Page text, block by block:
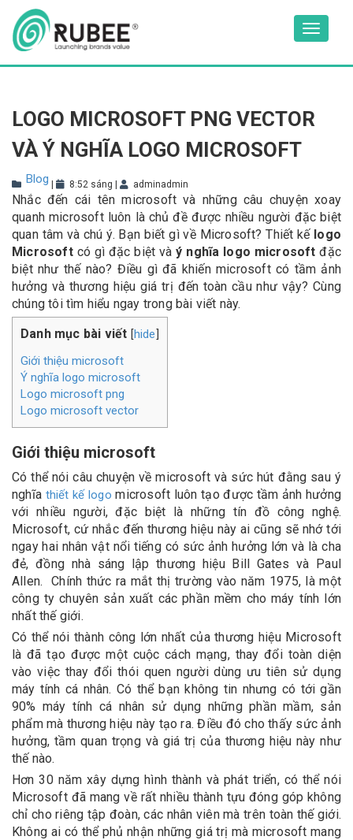
content
Toggle
LOGO MICROSOFT PNG VECTOR
VÀ Ý NGHĨA LOGO MICROSOFT
Blog 8:52 sáng adminadmin
Nhắc đến cái tên microsoft và những câu chuyện xoay
quanh microsoft luôn là chủ đề được nhiều người đặc biệt
quan tâm và chú ý. Bạn biết gì về Microsoft? Thiết kế logo
Microsoftcó gì đặc biệt vàý nghĩa logo microsoft đặc
biệt như thế nào? Điều gì đã khiến microsoft có tầm ảnh
hưởng và thương hiệu giá trị đến toàn cầu như vậy? Cùng
chúng tôi tìm hiểu ngay trong bài viết này.
Danh mục bài viết [hide
Giới thiệu microsoft
Ý nghĩa logo microsoft
Logo microsoft png
Logo microsoft vector
Giới thiệu microsoft
Có thể nói câu chuyện về microsoft và sức hút đằng sau ý
nghĩa thiết kế logo microsoft luôn tạo được tầm ảnh hưởng
với nhiều người, đặc biệt là những tín đồ công nghệ.
Microsoft, cứ nhắc đến thương hiệu này ai cũng sẽ nhớ tới
ngay hai nhân vật nổi tiếng có sức ảnh hưởng lớn và là cha
đẻ, đồng nhà sáng lập thương hiệu Bill Gates và Paul
Allen. Chính thức ra mắt thị trường vào năm 1975, là một
công ty chuyên sản xuất các phần mềm cho máy tính lớn
nhất thế giới.
Có thể nói thành công lớn nhất của thương hiệu Microsoft
là đã tạo được một cuộc cách mạng, thay đổi toàn diện
vào việc thay đổi thói quen người dùng ưu tiên sử dụng
máy tính cá nhân. Có thể bạn không tin nhưng có tới gần
90% máy tính cá nhân sử dụng những phần mầm, sản
phẩm mà thương hiệu này tạo ra. Điều đó cho thấy sức ảnh
hưởng, tầm quan trọng và giá trị của thương hiệu này như
thế nào.
Hơn 30 năm xây dựng hình thành và phát triển, có thể nói
Microsoft đã mang về rất nhiều thành tựu đóng góp không
chỉ cho riêng tập đoàn, các nhân viên mà trên toàn thế giới.
Không ai có thể phủ nhận những giá trị mà microsoft mang